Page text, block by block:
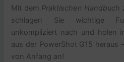
Mit dem Praktischen Handbuch
schlagen Sie wichtige
unkompliziert nach und holen
aus der PowerShot G15 heraus
von Anfang an!